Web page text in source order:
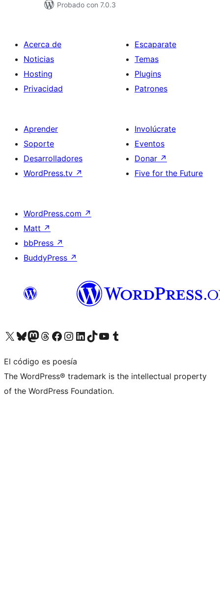
Probado con 7.0.3
Acerca de
Noticias
Hosting
Privacidad
Escaparate
Temas
Plugins
Patrones
Aprender
Soporte
Desarrolladores
WordPress.tv ↗
Involúcrate
Eventos
Donar ↗
Five for the Future
WordPress.com ↗
Matt ↗
bbPress ↗
BuddyPress ↗
Visita nuestra cuenta de X (anteriormente Twitter)
Visita nuestra cuenta de Bluesky
Visita nuestra cuenta de Mastodon
Visita nuestra cuenta de Threads
Visita nuestra página de Facebook
Visita nuestra cuenta de Instagram
Visita nuestra cuenta de LinkedIn
Visita nuestra cuenta de TikTok
Visita nuestro canal de YouTube
Visita nuestra cuenta de Tumblr
El código es poesía
The WordPress® trademark is the intellectual property
of the WordPress Foundation.